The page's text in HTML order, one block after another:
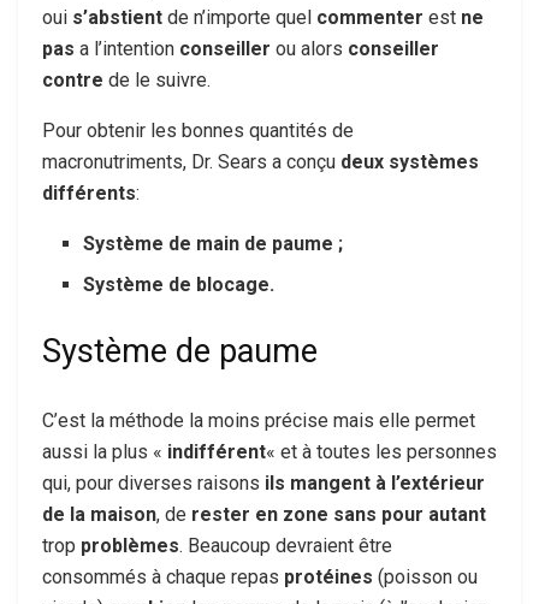
oui s’abstient de n’importe quel commenter est ne
pas a l’intention conseiller ou alors conseiller
contre de le suivre.
Pour obtenir les bonnes quantités de
macronutriments, Dr. Sears a conçu deux systèmes
différents:
Système de main de paume ;
Système de blocage.
Système de paume
C’est la méthode la moins précise mais elle permet
aussi la plus « indifférent« et à toutes les personnes
qui, pour diverses raisons ils mangent à l’extérieur
de la maison, de rester en zone sans pour autant
trop problèmes. Beaucoup devraient être
consommés à chaque repas protéines (poisson ou